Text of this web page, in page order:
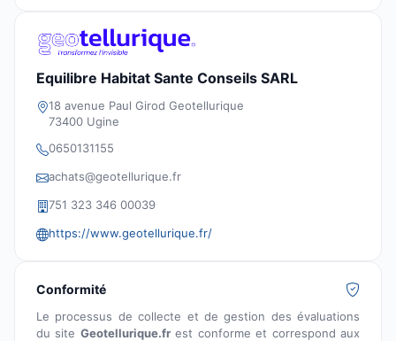
Equilibre Habitat Sante Conseils SARL
18 avenue Paul Girod Geotellurique
73400 Ugine
0650131155
achats@geotellurique.fr
751 323 346 00039
https://www.geotellurique.fr/
Conformité
Le processus de collecte et de gestion des évaluations
du site Geotellurique.frest conforme et correspond aux